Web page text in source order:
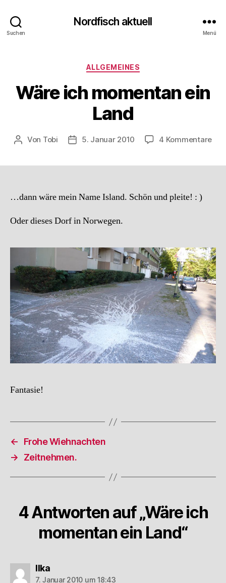
Suchen
Nordfisch aktuell
Menü
Kategorien
ALLGEMEINES
Wäre ich momentan ein
Land
Beitragsautor
Von Tobi Beitragsdatum
5. Januar 2010 4 Kommentarezu
…dann wäre mein Name Island. Schön und pleite! : )
Oder dieses Dorf in Norwegen.
Fantasie!
←
Frohe Wiehnachten
→
Zeitnehmen.
4 Antworten auf „Wäre ich
momentan ein Land“
Ilkasagt:
7. Januar 2010 um 18:43